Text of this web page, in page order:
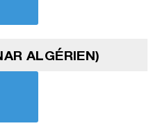
ALGÉRIEN)